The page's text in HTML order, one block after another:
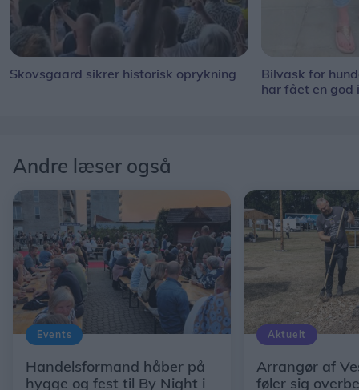
Skovsgaard sikrer historisk oprykning
Bilvask for
har fået en god
Andre læser også
Events
Handelsformand håber på
hygge og fest til By Night i
Aktuelt
Arrangør af
føler sig